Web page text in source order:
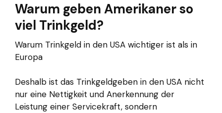
Warum geben Amerikaner so
viel Trinkgeld?
Warum Trinkgeld in den USA wichtiger ist als in
Europa
Deshalb ist das Trinkgeldgeben in den USA nicht
nur eine Nettigkeit und Anerkennung der
Leistung einer Servicekraft, sondern